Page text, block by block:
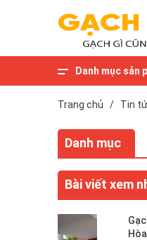
Danh mục sản
Trang chủ / Tin
Danh mục
Bài viết xem